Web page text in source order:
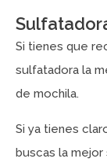
Si tienes que
sulfatadora la
de mochila.
Si ya tienes
buscas la